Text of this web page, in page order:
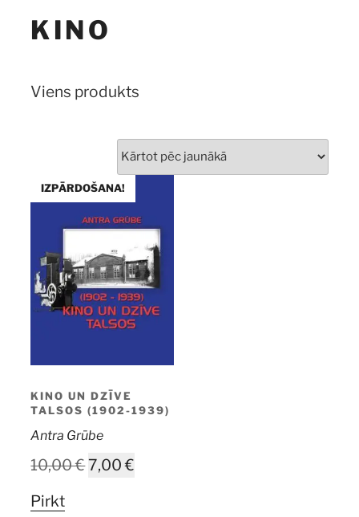
KINO
Viens produkts
IZPĀRDOŠANA!
KINO UN DZĪVE
TALSOS (1902-1939)
Antra Grūbe
10,00€Original
7,00€
Pirkt